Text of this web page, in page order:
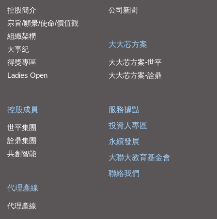
控股簡介
宗旨/願景/使命/價值觀
組織架構
大事紀
得獎專區
Ladies Open
控股成員
世平集團
詮鼎集團
共創智能
代理產線
代理產線
公司新聞
大大芯方案
大大芯方案-世平
大大芯方案-詮鼎
服務據點
投資人專區
永續發展
大聯大教育基金會
聯絡我們